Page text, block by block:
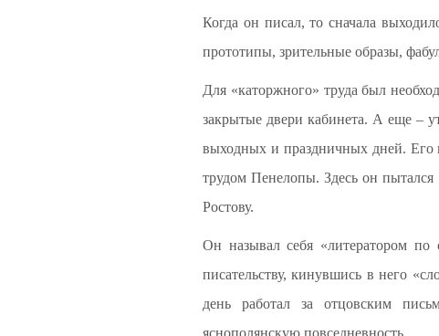
Когда он писал, то сначала
прототипы, зрительные образы,
Для «каторжного» труда был
закрытые двери кабинета. А еще –
выходных и праздничных дней. Его
трудом Пенелопы. Здесь он
Ростову.
Он называл себя «литератором по
писательству, кинувшись в него
день работал за отцовским
яснополянскую повседневность.